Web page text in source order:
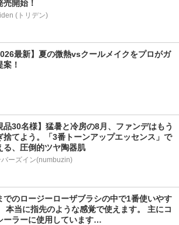
売開始！
(トリデン)
最新】夏の微熱vsクールメイクをプロがガ
案！
品30名様】猛暑と冷房の8月、ファンデはもう
捨てよう。「3番トーンアップエッセンス」で
る、圧倒的ツヤ陶器肌
ーズイン(numbuzin)
でのロージーローザブラシの中で1番使いやす
本当に指先のような感覚で使えます。 主にコ
ーラーに使用しています…